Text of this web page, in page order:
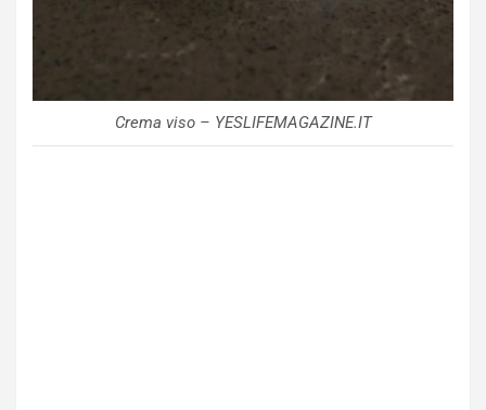
Crema viso – YESLIFEMAGAZINE.IT